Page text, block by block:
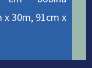
30m, 91cm x